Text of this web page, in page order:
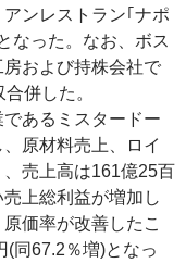
ンレストラン｢ナポ
なった。なお、ボス
房および持株会社で
併した。
あるミスタードー
原材料売上、ロイ
売上高は161億25百
上総利益が増加し
価率が改善したこ
(同67.2％増)となっ